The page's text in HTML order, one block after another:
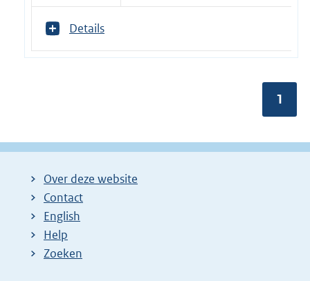
T
o
v
n
:
Details
1
Over deze website
Contact
English
Help
Zoeken